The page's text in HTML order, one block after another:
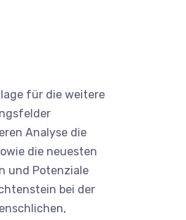
für die weitere
Analyse die
die neuesten
und Potenziale
bei der